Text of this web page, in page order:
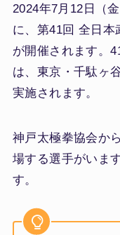
2024年7月12日（
に、第41回 全日本
が開催されます。
は、東京・千駄ヶ
実施されます。
神戸太極拳協会か
場する選手がいま
す。